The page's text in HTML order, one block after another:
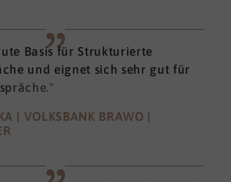
Basis für Strukturierte
und eignet sich sehr gut für
| VOLKSBANK BRAWO |